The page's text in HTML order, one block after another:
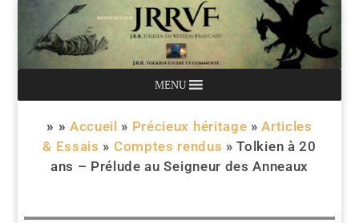
MENU
» » Accueil » Précieux héritage »Articles
& Essais » Comptes rendus »Tolkien à 20
ans – Prélude au Seigneur des Anneaux